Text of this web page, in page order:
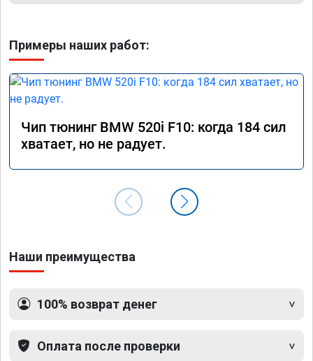
Примеры наших работ:
Чип тюнинг BMW 520i F10: когда 184 сил
хватает, но не радует.
Наши преимущества
100% возврат денег
Оплата после проверки